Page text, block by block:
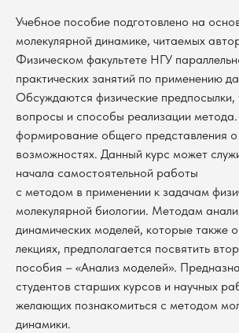
Учебное пособие подготовлено на
молекулярной динамике, читаемых
Физическом факультете НГУ
практических занятий по применению
Обсуждаются физические предпосылки,
вопросы и способы реализации
формирование общего представления о
возможностях. Данный курс может
начала самостоятельной работы
с методом в применении к задачам
молекулярной биологии. Методам
динамических моделей, которые также
лекциях, предполагается посвятить
пособия – «Анализ моделей».
студентов старших курсов и научных
желающих познакомиться с методом
динамики.